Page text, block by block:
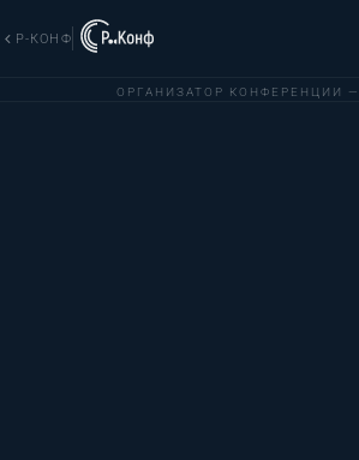
Р-КОНФ
ОРГАНИЗАТОР КОНФЕРЕНЦИИ —